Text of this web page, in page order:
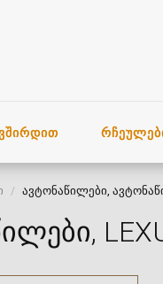
ავტონაწილები,